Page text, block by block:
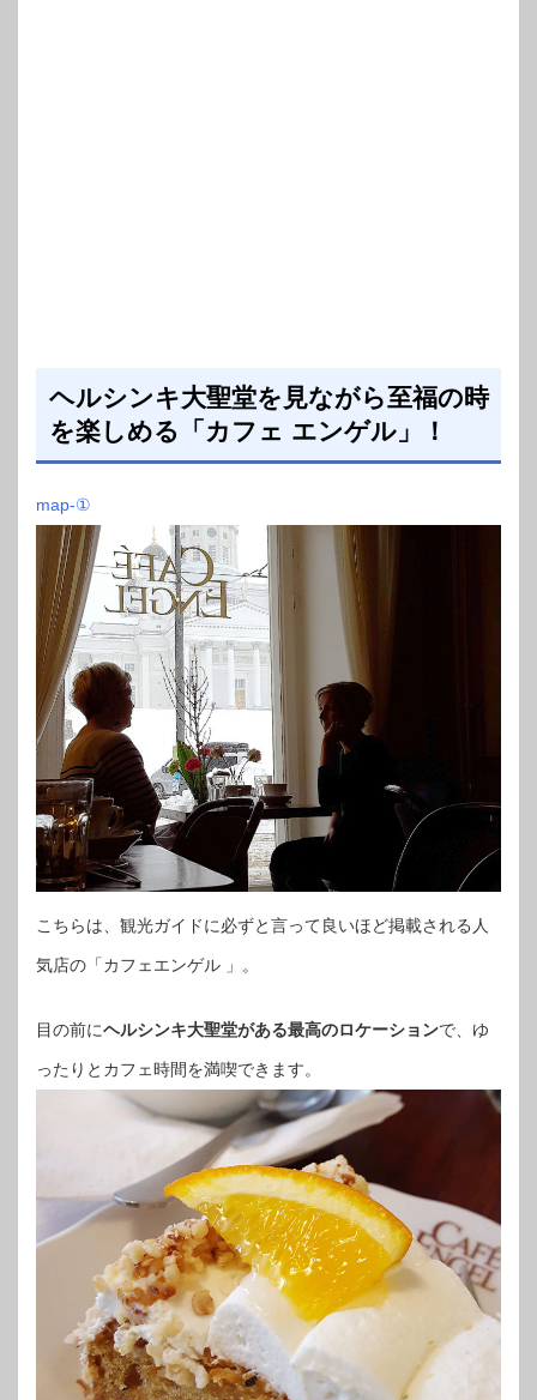
ヘルシンキ大聖堂を見ながら至福の時
を楽しめる「カフェ エンゲル」！
map-①
こちらは、観光ガイドに必ずと言って良いほど掲載される人
気店の「カフェエンゲル 」。
目の前にヘルシンキ大聖堂がある最高のロケーションで、ゆ
ったりとカフェ時間を満喫できます。